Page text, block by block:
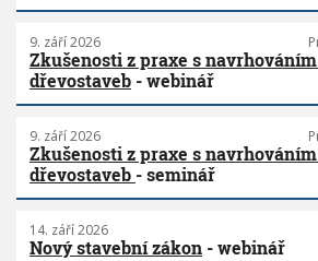
9. září 2026
Zkušenosti z praxe s
dřevostaveb - webinář
9. září 2026
Zkušenosti z praxe s
dřevostaveb - seminář
14. září 2026
Nový stavební zákon - webinář